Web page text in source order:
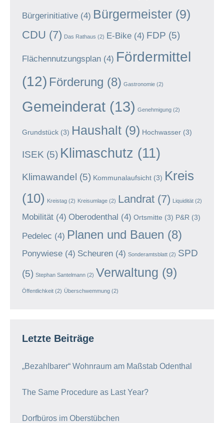
Bürgerinitiative (4) Bürgermeister (9)
CDU (7) Das Rathaus (2) E-Bike (4) FDP (5)
Flächennutzungsplan (4) Fördermittel
(12) Förderung (8) Gastronomie (2)
Gemeinderat (13) Genehmigung (2)
Grundstück (3) Haushalt (9) Hochwasser (3)
ISEK (5) Klimaschutz (11)
Klimawandel (5) Kommunalaufsicht (3) Kreis
(10) Kreistag (2) Kreisumlage (2) Landrat (7) Liquidität (2)
Mobilität (4) Oberodenthal (4) Ortsmitte (3) P&R (3)
Pedelec (4) Planen und Bauen (8)
Ponywiese (4) Scheuren (4) Sonderamtsblatt (2) SPD
(5) Stephan Santelmann (2) Verwaltung (9)
Öffentlichkeit (2) Überschwemmung (2)
Letzte Beiträge
„Bezahlbarer“ Wohnraum am Maßstab Odenthal
The Same Procedure as Last Year?
Dorfbüros im Oberstübchen